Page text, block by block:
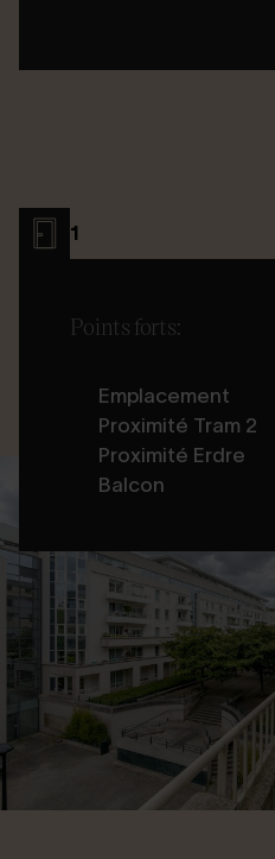
1
Points forts:
Emplacement
Proximité Tram 2
Proximité Erdre
Balcon